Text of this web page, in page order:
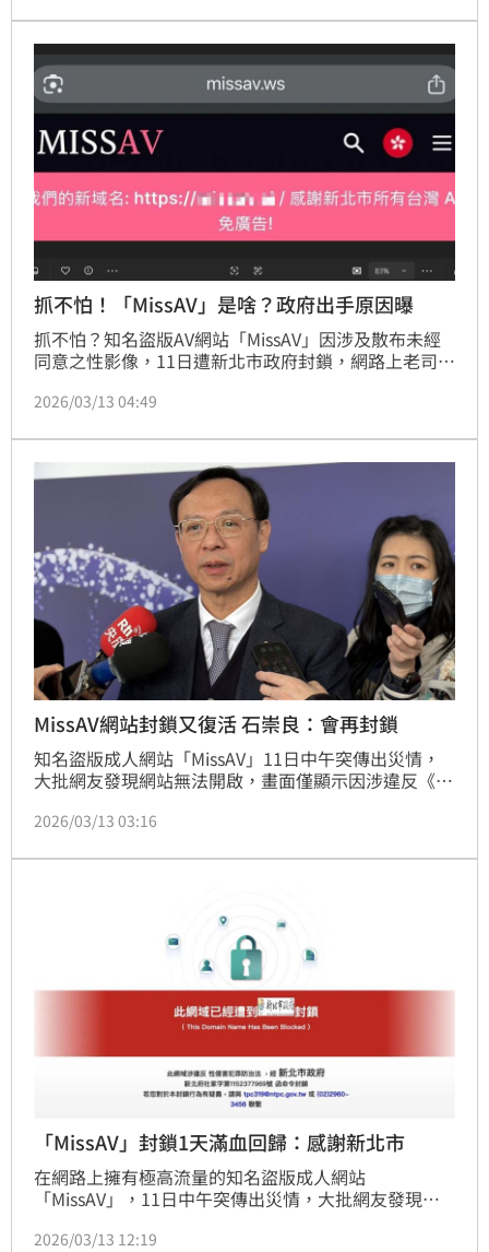
伺服器撐不住了啦。」
抓不怕！「MissAV」是啥？政府出手原因曝
抓不怕？知名盜版AV網站「MissAV」因涉及散布未經
同意之性影像，11日遭新北市政府封鎖，網路上老司機
線，甚至反擊開酸新北市政府。而這次其實也並非
川澪。
2026/03/13 04:49
MissAV網站封鎖又復活 石崇良：會再封鎖
知名盜版成人網站「MissAV」11日中午突傳出災情，
大批網友發現網站無法開啟，畫面僅顯示因涉違反《性
封鎖令似乎成效有限，不到1天的時間，該網站又再度
興媒體管理確實有難度，但只要一接收到通報就會去封
數發部研究對策。（記者：簡浩正）
2026/03/13 03:16
「MissAV」封鎖1天滿血回歸：感謝新北市
在網路上擁有極高流量的知名盜版成人網站
「MissAV」，11日中午突傳出災情，大批網友發現網
法》，網域已遭新北市政府封鎖。不過，封鎖令似乎成
2026/03/13 12:19